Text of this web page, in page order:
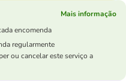
Mais informação
encomenda
regularmente
ou cancelar este serviço a